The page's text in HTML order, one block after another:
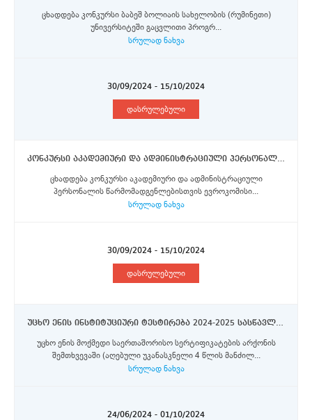
ცხადდება კონკურსი ბაბეშ ბოლიაის სახელობის (რუმინეთი)
უნივერსიტეში გაცვლითი პროგრ...
სრულად ნახვა
30/09/2024 - 15/10/2024
დასრულებული
კონკურსი აკადემიური და ადმინისტრაციული პერსონალის წარმომადგენლებისთვის ერაზმუს+ პროგრამების სტიპენდიების მოსაპოვებლად
ცხადდება კონკურსი აკადემიური და ადმინისტრაციული
პერსონალის წარმომადგენლებისთვის ევროკომისი...
სრულად ნახვა
30/09/2024 - 15/10/2024
დასრულებული
უცხო ენის ინსტიტუციური ტესტირება 2024-2025 სასწავლო წლის გაზაფხულის სემესტრისათვის დაგეგმილ თსუ-ს გაცვლით და მობილობის პროგრამებში მონაწილეობის მსურველი სტუდენტებისათვის
უცხო ენის მოქმედი საერთაშორისო სერტიფიკატების არქონის
შემთხვევაში (აღებული უკანასკნელი 4 წლის მანძილ...
სრულად ნახვა
24/06/2024 - 01/10/2024